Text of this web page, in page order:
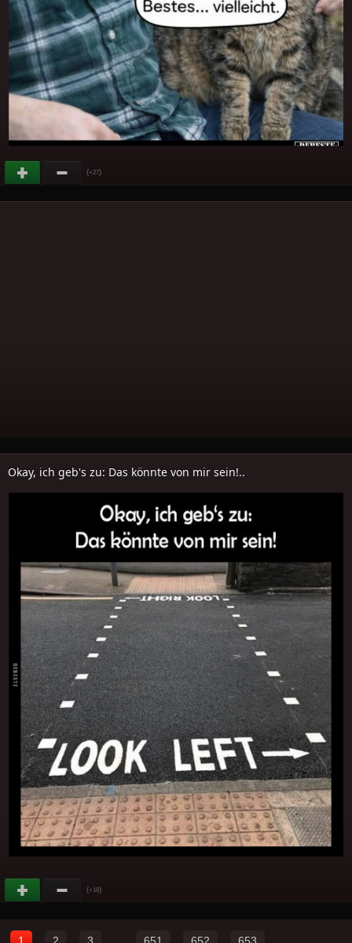
(+27)
Okay, ich geb's zu: Das könnte von mir sein!..
(+18)